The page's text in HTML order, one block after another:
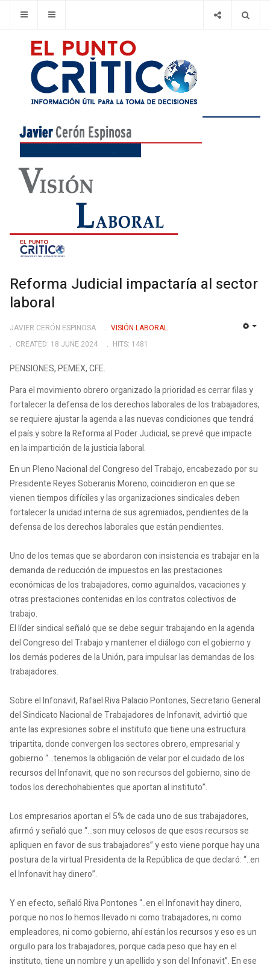
Reforma Judicial impactaría al sector
laboral
JAVIER CERÓN ESPINOSA
VISIÓN LABORAL
CREATED: 18 JUNE 2024
HITS: 1481
PENSIONES, PEMEX, CFE.
Para el movimiento obrero organizado la prioridad es cerrar filas y
fortalecer la defensa de los derechos laborales de los trabajadores,
se requiere ajustar la agenda a las nuevas condiciones que tendrá
el país y sobre la Reforma al Poder Judicial, se prevé que impacte
en la impartición de la justicia laboral.
En un Pleno Nacional del Congreso del Trabajo, encabezado por su
Presidente Reyes Soberanis Moreno, coincidieron en que se
vienen tiempos difíciles y las organizaciones sindicales deben
fortalecer la unidad interna de sus agremiados, pendientes de la
defensa de los derechos laborales que están pendientes.
Uno de los temas que se abordaron con insistencia es trabajar en la
demanda de reducción de impuestos en las prestaciones
económicas de los trabajadores, como aguinaldos, vacaciones y
otras prestaciones contenidas en los contratos colectivos de
trabajo.
El líder sindical señaló que se debe seguir trabajando en la agenda
del Congreso del Trabajo y mantener el diálogo con el gobierno y
los demás poderes de la Unión, para impulsar las demandas de los
trabajadores.
Sobre el Infonavit, Rafael Riva Palacio Pontones, Secretario General
del Sindicato Nacional de Trabajadores de Infonavit, advirtió que
ante las expresiones sobre el instituto que tiene una estructura
tripartita, donde convergen los sectores obrero, empresarial y
gobierno “…tenemos la obligación de velar por el cuidado de los
recursos del Infonavit, que no son recursos del gobierno, sino de
todos los derechohabientes que aportan al instituto”.
Los empresarios aportan el 5% de cada uno de sus trabajadores,
afirmó y señaló que “…son muy celosos de que esos recursos se
apliquen en favor de sus trabajadores” y esto viene porque hay una
postura de la virtual Presidenta de la República de que declaró: “..en
el Infonavit hay dinero”.
Y en efecto, señaló Riva Pontones “..en el Infonavit hay dinero,
porque no nos lo hemos llevado ni como trabajadores, ni como
empleadores, ni como gobierno, ahí están los recursos y eso es un
orgullo para los trabajadores, porque cada peso que hay en el
instituto, tiene un nombre y un apellido y son del Infonavit”. En ese